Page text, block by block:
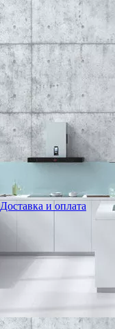
Доставка и оплата